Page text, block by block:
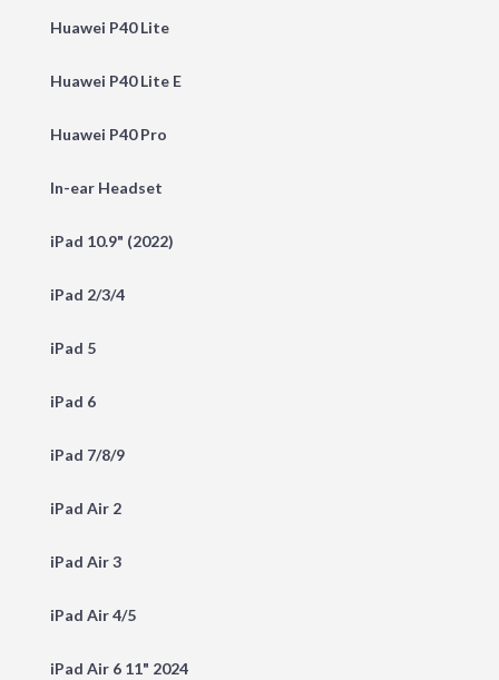
Huawei P40 Lite
Huawei P40 Lite E
Huawei P40 Pro
In-ear Headset
iPad 10.9" (2022)
iPad 2/3/4
iPad 5
iPad 6
iPad 7/8/9
iPad Air 2
iPad Air 3
iPad Air 4/5
iPad Air 6 11" 2024